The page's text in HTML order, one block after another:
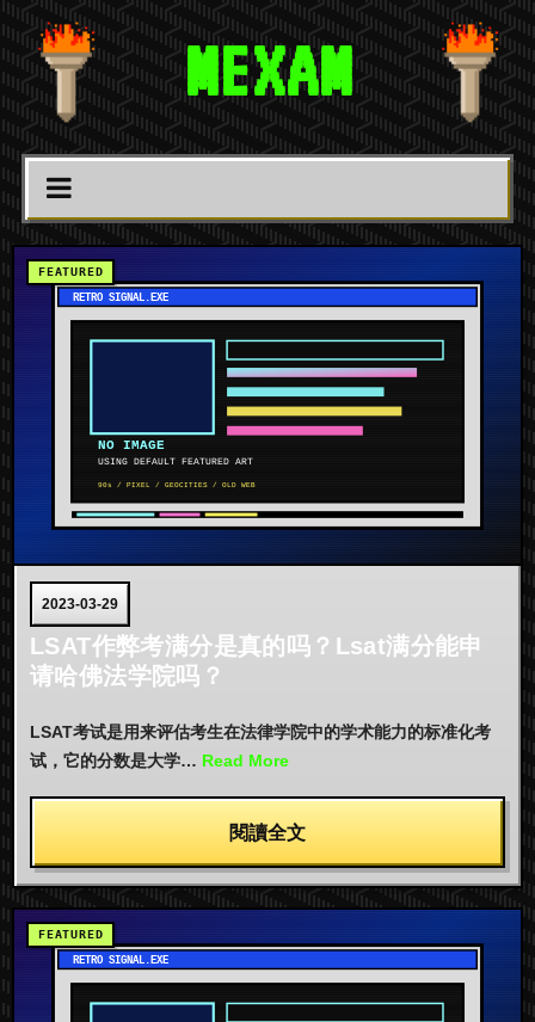
MEXAM
2023-03-29
LSAT作弊考满分是真的吗？Lsat满分能申
请哈佛法学院吗？
LSAT考试是用来评估考生在法律学院中的学术能力的标准化考
试，它的分数是大学… Read More
閱讀全文